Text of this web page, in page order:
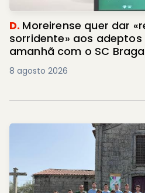
D. Moreirense quer dar
sorridente» aos adeptos
amanhã com o SC Braga
8 agosto 2026